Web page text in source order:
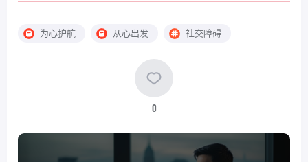
为心护航 从心出发 社交障碍
0